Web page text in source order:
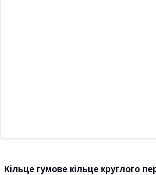
Кільце гумове кільце круглого